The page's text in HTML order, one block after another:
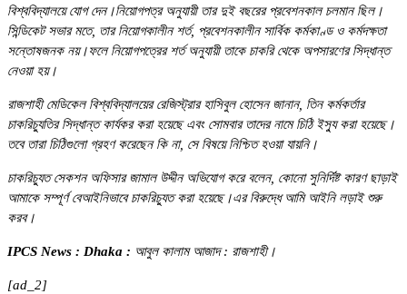
বিশ্ববিদ্যালয়ে যোগ দেন।নিয়োগপত্র অনুযায়ী তার দুই বছরের প্রবেশনকাল চলমান ছিল।
সিন্ডিকেট সভার মতে, তার নিয়োগকালীন শর্ত, প্রবেশনকালীন সার্বিক কর্মকাণ্ড ও কর্মদক্ষতা
সন্তোষজনক নয়।ফলে নিয়োগপত্রের শর্ত অনুযায়ী তাকে চাকরি থেকে অপসারণের সিদ্ধান্ত
নেওয়া হয়।
রাজশাহী মেডিকেল বিশ্ববিদ্যালয়ের রেজিস্ট্রার হাসিবুল হোসেন জানান, তিন কর্মকর্তার
চাকরিচ্যুতির সিদ্ধান্ত কার্যকর করা হয়েছে এবং সোমবার তাদের নামে চিঠি ইস্যু করা হয়েছে।
তবে তারা চিঠিগুলো গ্রহণ করেছেন কি না, সে বিষয়ে নিশ্চিত হওয়া যায়নি।
চাকরিচ্যুত সেকশন অফিসার জামাল উদ্দীন অভিযোগ করে বলেন, কোনো সুনির্দিষ্ট কারণ ছাড়াই
আমাকে সম্পূর্ণ বেআইনিভাবে চাকরিচ্যুত করা হয়েছে।এর বিরুদ্ধে আমি আইনি লড়াই শুরু
করব।
IPCS News : Dhaka : আবুল কালাম আজাদ : রাজশাহী।
[ad_2]